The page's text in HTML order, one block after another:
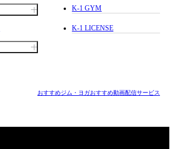
K-1 GYM
K-1 LICENSE
おすすめジム・ヨガおすすめ動画配信サービス